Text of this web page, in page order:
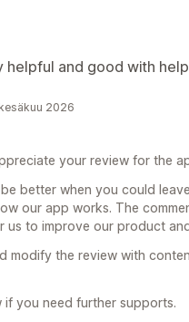
helpful and good with
2026
your review for the
better when you could
our app works. The
us to improve our product
modify the review with
if you need further supports.